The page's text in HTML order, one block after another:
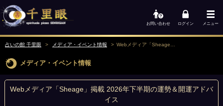
お問い合わせ ログイン メニュー
占いの館 千里眼 メディア・イベント情報 Webメディア「Sheage」掲載 2026年下半期の運勢＆開運アドバイス
メディア・イベント情報
Webメディア「Sheage」掲載 2026年下半期の運勢＆開運アドバ
イス